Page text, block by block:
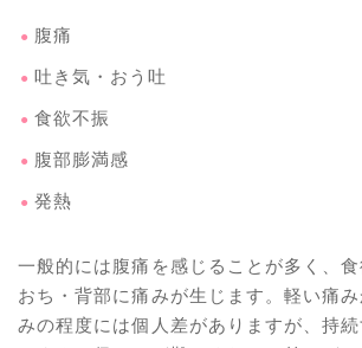
腹痛
吐き気・おう吐
食欲不振
腹部膨満感
発熱
一般的には腹痛を感じることが多く、
おち・背部に痛みが生じます。軽い痛
みの程度には個人差がありますが、持